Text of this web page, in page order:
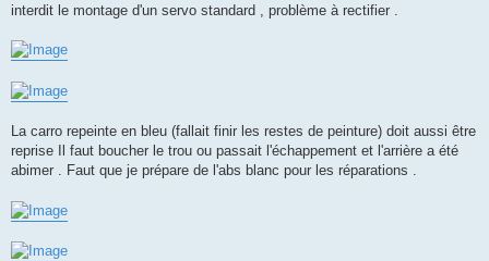
interdit le montage d'un servo standard , problème à rectifier .
La carro repeinte en bleu (fallait finir les restes de peinture) doit aussi être
reprise Il faut boucher le trou ou passait l'échappement et l'arrière a été
abimer . Faut que je prépare de l'abs blanc pour les réparations .